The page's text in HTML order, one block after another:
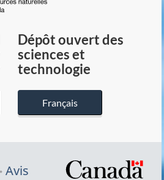
du
Canada
Dépôt ouvert des
sciences et
technologie
Français
Avis
/